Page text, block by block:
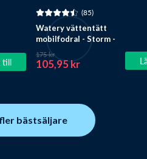
till
(85)
Watery vättentätt
mobilfodral - Storm -
Svart
105,95 kr
175 kr
bästsäljare